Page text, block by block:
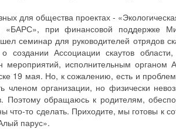
для общества проектах -
при финансовой поддержке
семинар для руководителей отрядов
Ассоциации скаутов области,
исполнительным органом
19 мая. Но, к сожалению, есть и
членом организации, но физически
Поэтому обращаюсь к родителям,
то сделать. Приходите, мы готовы к
парус».